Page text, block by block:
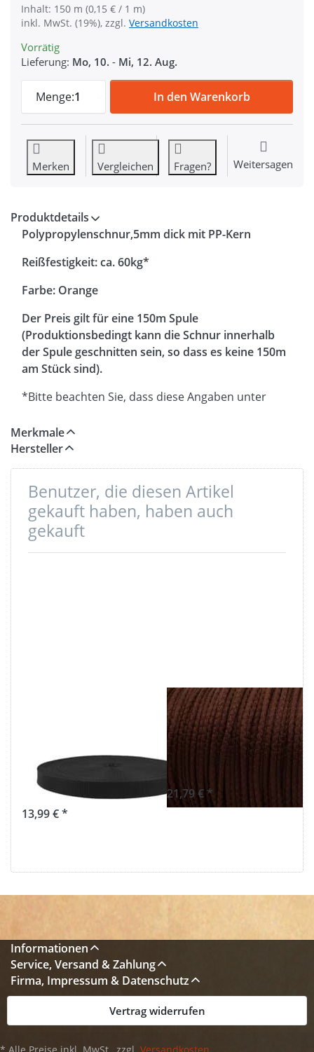
Inhalt: 150 m (0,15 € / 1 m)
inkl. MwSt. (19%), zzgl. Versandkosten
Vorrätig
Lieferung: Mo, 10. - Mi, 12. Aug.
Menge:1
150m PP-Schnur - 5mm stark - Farbe:
In den Warenkorb
Merken Vergleichen Fragen? Weitersagen
Produktdetails
Polypropylenschnur,5mm dick mit PP-Kern
Reißfestigkeit: ca. 60kg*
Farbe: Orange
Der Preis gilt für eine 150m Spule
(Produktionsbedingt kann die Schnur innerhalb
der Spule geschnitten sein, so dass es keine 150m
am Stück sind).
*Bitte beachten Sie, dass diese Angaben unter
Reißfestigkeit kann je nach Anwendungsgebiet und
Umgebung variieren.
Merkmale
Hersteller
Benutzer, die diesen Artikel
gekauft haben, haben auch
gekauft
1,3mm stark -
schwarz
13,99 € *
150m PP-Schnur
- 5mm stark -
Farbe: braun
21,79 € *
Informationen
Service, Versand & Zahlung
Firma, Impressum & Datenschutz
Vertrag widerrufen